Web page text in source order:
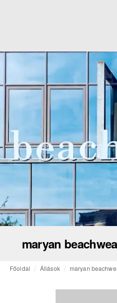
maryan
Főoldal Állások maryan